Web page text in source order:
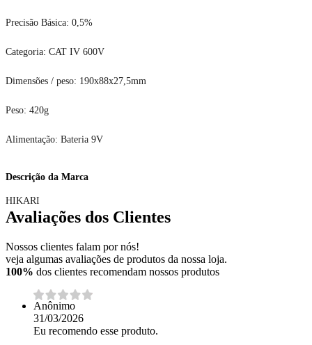
Precisão Básica: 0,5%
Categoria: CAT IV 600V
Dimensões / peso: 190x88x27,5mm
Peso: 420g
Alimentação: Bateria 9V
Descrição da Marca
HIKARI
Avaliações dos Clientes
Nossos clientes falam por nós!
veja algumas avaliações de produtos da nossa loja.
100% dos clientes recomendam nossos produtos
Anônimo
31/03/2026
Eu recomendo esse produto.